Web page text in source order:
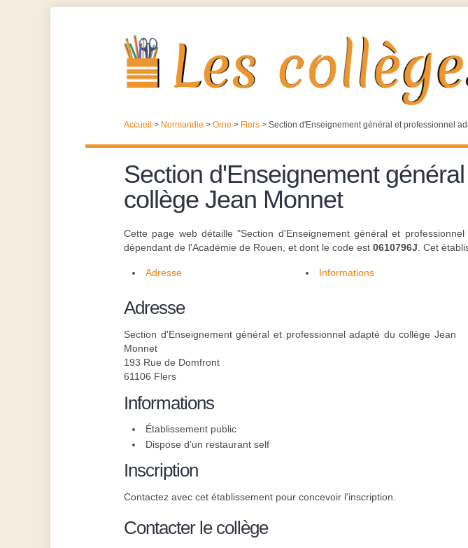
Accueil > Normandie > Orne > Flers > Section d'Enseignement général et professionnel
Section d'Enseignement
collège Jean Monnet
Cette page web détaille "Section d'Enseignement général et
dépendant de l'Académie de Rouen, et dont le code est 0610796J . Cet
Adresse Informations
Adresse
Section d'Enseignement général et professionnel adapté du collège Jean
Monnet
193 Rue de Domfront
61106 Flers
Informations
Établissement public
Dispose d'un restaurant self
Inscription
Contactez avec cet établissement pour concevoir l'inscription.
Contacter le collège